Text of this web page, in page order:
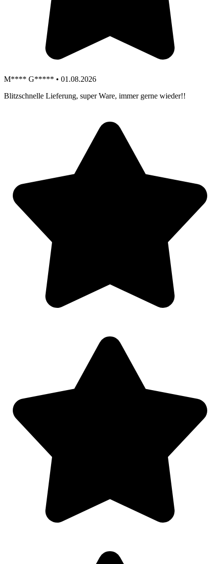
M**** G***** • 01.08.2026
Blitzschnelle Lieferung, super Ware, immer gerne wieder!!